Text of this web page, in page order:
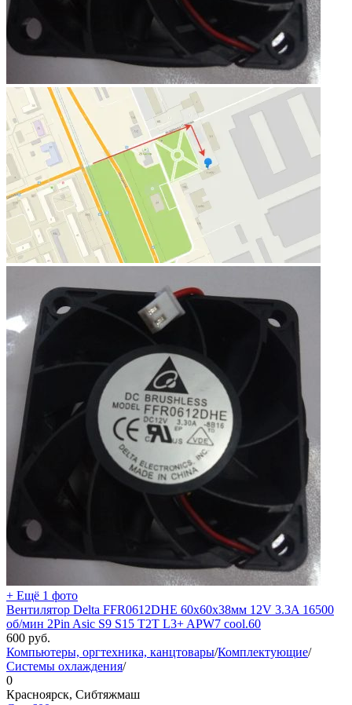
+ Ещё 1 фото
Вентилятор Delta FFR0612DHE 60x60x38мм 12V 3.3A 16500
об/мин 2Pin Asic S9 S15 T2T L3+ APW7 cool.60
600 руб.
Компьютеры, оргтехника, канцтовары/Комплектующие/
Системы охлаждения/
0
Красноярск, Сибтяжмаш